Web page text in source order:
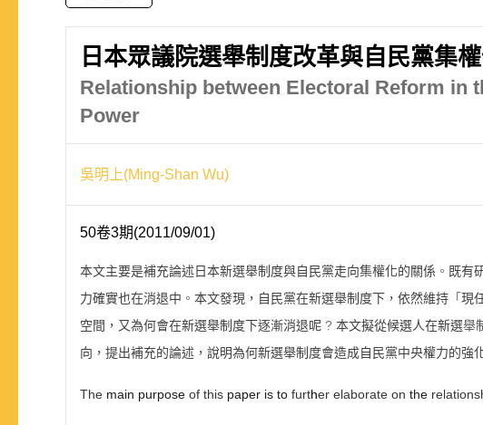
日本眾議院選舉制度改革與自民黨集
Relationship between Electoral Reform in
Power
吳明上(Ming-Shan Wu)
50卷3期(2011/09/01)
本文主要是補充論述日本新選舉制度與自民黨走向集權化的關係 。 既有
力確實也在消退中 。 本文發現，自民黨在新選舉制度下，依然維持 「 現
空間，又為何會在新選舉制度下逐漸消退呢 ? 本文擬從候選人在新選舉
向，提出補充的論述，說明為何新選舉制度會造成自民黨中央權力的強
The main purpose of this paper is to further elaborate on the